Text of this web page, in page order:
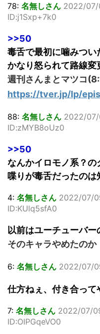
78: 名無しさん 2022/07/
ID:j1Sxp+7k0
>>50
毒舌で最初に噛みつい
かなり怒られて路線変
週刊さんまとマツコ
https://tver.jp/lp/
88: 名無しさん 2022/07/
ID:zMYB8oUz0
>>50
なんかイロモノ系？
喋りが毒舌だったのは
4: 名無しさん 2022/07/
ID:KUlq5sfA0
以前はユーチューバ
そのキャラやめたのか
6: 名無しさん 2022/07/
仕方ねぇ、付き合って
7: 名無しさん 2022/07/
ID:OIPGqeVO0